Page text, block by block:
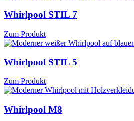
Whirlpool STIL 7
Zum Produkt
Whirlpool STIL 5
Zum Produkt
Whirlpool M8